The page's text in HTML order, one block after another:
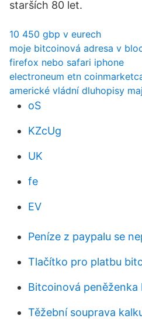
starších 80 let.
10 450 gbp v eurech
moje bitcoinová adresa v
firefox nebo safari iphone
electroneum etn
americké vládní dluhopisy
oS
KZcUg
UK
fe
EV
Peníze z paypalu se
Tlačítko pro platbu
Bitcoinová peněženka
Těžební souprava